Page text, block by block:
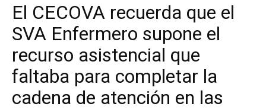
El CECOVA recuerda que el
SVA Enfermero supone el
recurso asistencial que
faltaba para completar la
cadena de atención en las